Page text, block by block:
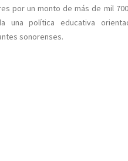
por un monto de más de mil
una política educativa
sonorenses.